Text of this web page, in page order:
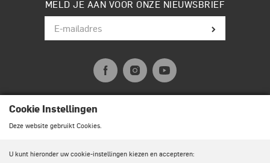
Cookie Instellingen
Deze website gebruikt Cookies.
U kunt hieronder uw cookie-instellingen kiezen en accepteren:
MELD JE AAN VOOR ONZE NIEUWSBRIEF
© Terpstra Muziek Drumland 2026. All rights reserved.